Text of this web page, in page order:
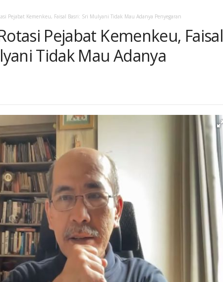
Pejabat Kemenkeu, Faisal Basri: Sri Mulyani Tidak Mau Adanya Penyegaran
Pejabat Kemenkeu, Faisal
Tidak Mau Adanya